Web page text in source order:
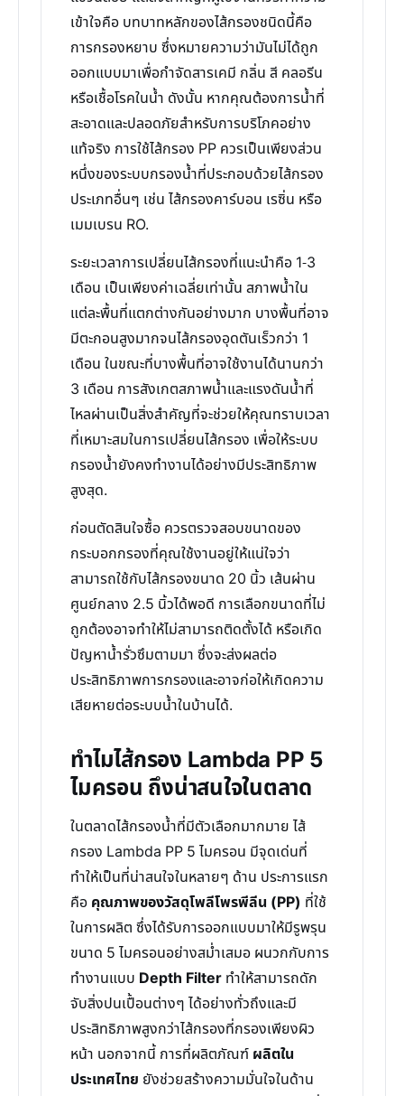
เข้าใจคือ บทบาทหลักของไส้กรองชนิดนี้คือ
การกรองหยาบ ซึ่งหมายความว่ามันไม่ได้ถูก
ออกแบบมาเพื่อกำจัดสารเคมี กลิ่น สี คลอรีน
หรือเชื้อโรคในน้ำ ดังนั้น หากคุณต้องการน้ำที่
สะอาดและปลอดภัยสำหรับการบริโภคอย่าง
แท้จริง การใช้ไส้กรอง PP ควรเป็นเพียงส่วน
หนึ่งของระบบกรองน้ำที่ประกอบด้วยไส้กรอง
ประเภทอื่นๆ เช่น ไส้กรองคาร์บอน เรซิ่น หรือ
เมมเบรน RO.
ระยะเวลาการเปลี่ยนไส้กรองที่แนะนำคือ 1-3
เดือน เป็นเพียงค่าเฉลี่ยเท่านั้น สภาพน้ำใน
แต่ละพื้นที่แตกต่างกันอย่างมาก บางพื้นที่อาจ
มีตะกอนสูงมากจนไส้กรองอุดตันเร็วกว่า 1
เดือน ในขณะที่บางพื้นที่อาจใช้งานได้นานกว่า
3 เดือน การสังเกตสภาพน้ำและแรงดันน้ำที่
ไหลผ่านเป็นสิ่งสำคัญที่จะช่วยให้คุณทราบเวลา
ที่เหมาะสมในการเปลี่ยนไส้กรอง เพื่อให้ระบบ
กรองน้ำยังคงทำงานได้อย่างมีประสิทธิภาพ
สูงสุด.
ก่อนตัดสินใจซื้อ ควรตรวจสอบขนาดของ
กระบอกกรองที่คุณใช้งานอยู่ให้แน่ใจว่า
สามารถใช้กับไส้กรองขนาด 20 นิ้ว เส้นผ่าน
ศูนย์กลาง 2.5 นิ้วได้พอดี การเลือกขนาดที่ไม่
ถูกต้องอาจทำให้ไม่สามารถติดตั้งได้ หรือเกิด
ปัญหาน้ำรั่วซึมตามมา ซึ่งจะส่งผลต่อ
ประสิทธิภาพการกรองและอาจก่อให้เกิดความ
เสียหายต่อระบบน้ำในบ้านได้.
ทำไมไส้กรอง Lambda PP 5
ไมครอน ถึงน่าสนใจในตลาด
ในตลาดไส้กรองน้ำที่มีตัวเลือกมากมาย ไส้
กรอง Lambda PP 5 ไมครอน มีจุดเด่นที่
ทำให้เป็นที่น่าสนใจในหลายๆ ด้าน ประการแรก
คือ คุณภาพของวัสดุโพลีโพรพีลีน (PP) ที่ใช้
ในการผลิต ซึ่งได้รับการออกแบบมาให้มีรูพรุน
ขนาด 5 ไมครอนอย่างสม่ำเสมอ ผนวกกับการ
ทำงานแบบ Depth Filter ทำให้สามารถดัก
จับสิ่งปนเปื้อนต่างๆ ได้อย่างทั่วถึงและมี
ประสิทธิภาพสูงกว่าไส้กรองที่กรองเพียงผิว
หน้า นอกจากนี้ การที่ผลิตภัณฑ์ ผลิตใน
ประเทศไทย ยังช่วยสร้างความมั่นใจในด้าน